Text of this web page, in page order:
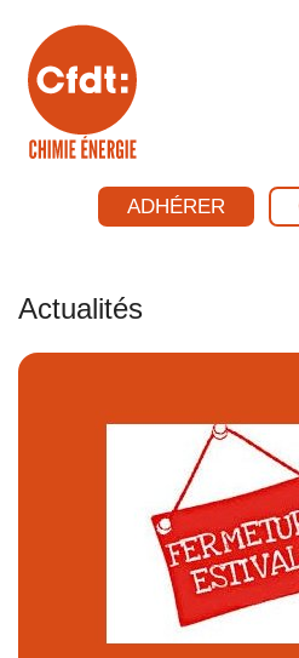
ADHÉRER
Actualités